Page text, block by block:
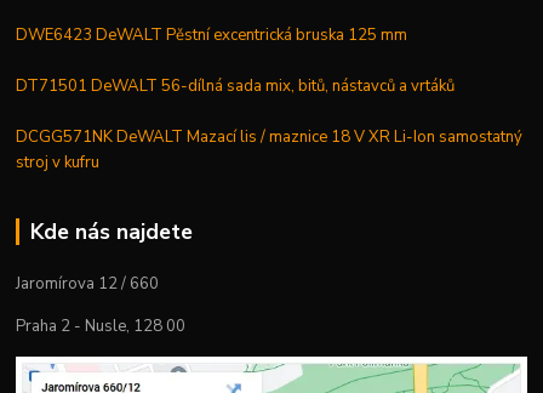
DWE6423 DeWALT Pěstní excentrická bruska 125 mm
DT71501 DeWALT 56-dílná sada mix, bitů, nástavců a vrtáků
DCGG571NK DeWALT Mazací lis / maznice 18 V XR Li-Ion samostatný
stroj v kufru
Kde nás najdete
Jaromírova 12 / 660
Praha 2 - Nusle, 128 00